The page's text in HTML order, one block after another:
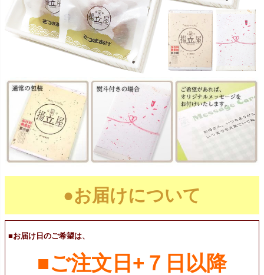
●お届けについて
■お届け日のご希望は、
■ご注文日+７日以降